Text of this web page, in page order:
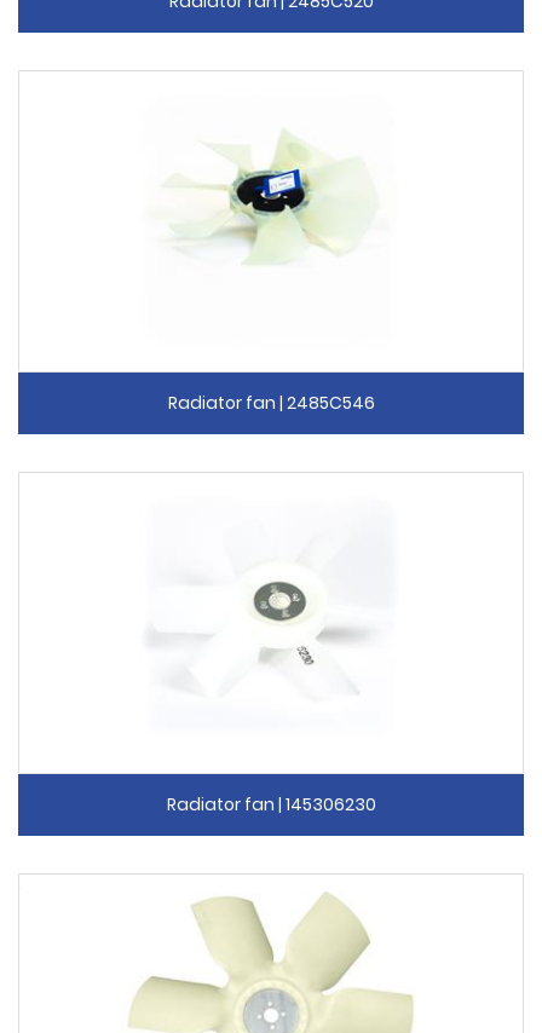
Radiator fan | 2485C546
Radiator fan | 145306230